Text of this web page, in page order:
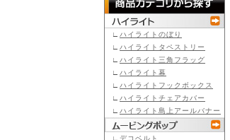
∟ ハイライトのぼり
∟ ハイライトタペストリー
∟ ハイライト三角フラッグ
∟ ハイライト幕
∟ ハイライトフックボックス
∟ ハイライトチェアカバー
∟ ハイライト島上アールバナー
∟ デコベルト